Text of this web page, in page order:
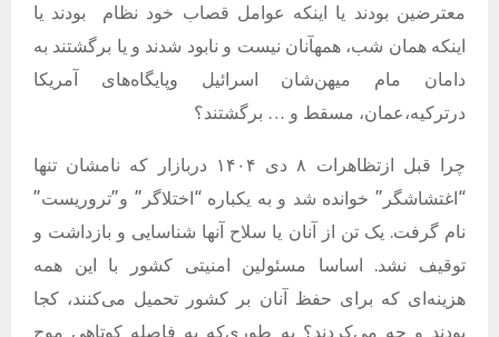
معترضین بودند یا اینکه عوامل قصاب خود نظام
بودند یا
اینکه همان شب، همهآنان نیست و نابود شدند و یا برگشتند به
دامان مام میهن‌شان اسرائیل وپایگاه‌های آمریکا
درترکیه،عمان، مسقط و … برگشتند؟
چرا قبل ازتظاهرات ۸ دی ۱۴۰۴
دربازار که نامشان تنها
“اغتشاشگر” خوانده شد و به یکباره “اختلاگر” و”تروریست”
نام گرفت. یک تن از آنان یا سلاح آنها شناسایی و بازداشت و
توقیف نشد. اساسا مسئولین امنیتی کشور با این همه
هزینه‌ای که برای حفظ آنان بر کشور تحمیل می‌کنند، کجا
بودند و چه می‌کردند؟ به طوری‌که به فاصله کوتاهی موج